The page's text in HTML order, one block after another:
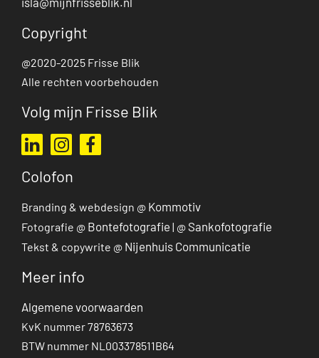
isla@mijnfrisseblik.nl
Copyright
@2020-2025 Frisse Blik
Alle rechten voorbehouden
Volg mijn Frisse Blik
Ga naar mijn LinkedIn profiel
Ga naar mijn Instagram profiel
Colofon
Branding & webdesign @ Kommotiv
Fotografie @ Bontefotografie | @ Sankofotografie
Tekst & copywrite @ Nijenhuis Communicatie
Meer info
Algemene voorwaarden
KvK nummer 78763673
BTW nummer NL003378511B64